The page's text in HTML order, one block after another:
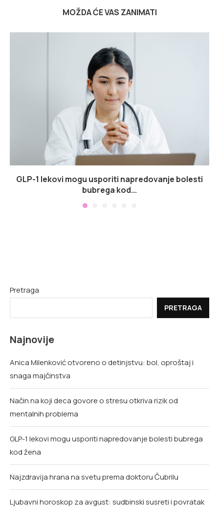
MOŽDA ĆE VAS ZANIMATI
GLP-1 lekovi mogu usporiti napredovanje bolesti
bubrega kod...
Pretraga
PRETRAGA
Najnovije
Anica Milenković otvoreno o detinjstvu: bol, oproštaj i
snaga majčinstva
Način na koji deca govore o stresu otkriva rizik od
mentalnih problema
GLP-1 lekovi mogu usporiti napredovanje bolesti bubrega
kod žena
Najzdravija hrana na svetu prema doktoru Čubrilu
Ljubavni horoskop za avgust: sudbinski susreti i povratak